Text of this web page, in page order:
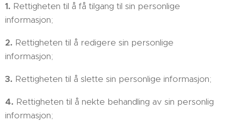
1. Rettigheten til å få tilgang til sin personlige
informasjon;
2. Rettigheten til å redigere sin personlige
informasjon;
3. Rettigheten til å slette sin personlige informasjon;
4. Rettigheten til å nekte behandling av sin personlig
informasjon;